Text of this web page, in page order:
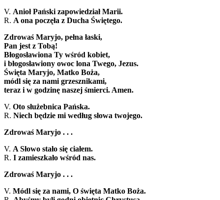
V. Anioł Pański zapowiedział Marii.
R. A ona poczęła z Ducha Świętego.
Zdrowaś Maryjo, pełna łaski,
Pan jest z Tobą!
Błogosławiona Ty wśród kobiet,
i błogosławiony owoc lona Twego, Jezus.
Święta Maryjo, Matko Boża,
módl się za nami grzesznikami,
teraz i w godzinę naszej śmierci. Amen.
V. Oto służebnica Pańska.
R. Niech będzie mi według słowa twojego.
Zdrowaś Maryjo . . .
V. A Słowo stało się ciałem.
R. I zamieszkało wśród nas.
Zdrowaś Maryjo . . .
V. Módl się za nami, O święta Matko Boża.